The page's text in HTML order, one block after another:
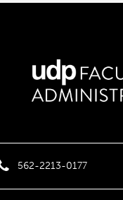
562-2213-0177